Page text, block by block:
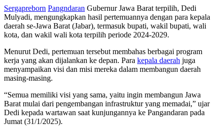
Sergapreborn Pangndaran Gubernur Jawa Barat terpilih, Dedi
Mulyadi, mengungkapkan hasil pertemuannya dengan para kepala
daerah se-Jawa Barat (Jabar), termasuk bupati, wakil bupati, wali
kota, dan wakil wali kota terpilih periode 2024-2029.
Menurut Dedi, pertemuan tersebut membahas berbagai program
kerja yang akan dijalankan ke depan. Para kepala daerah juga
menyampaikan visi dan misi mereka dalam membangun daerah
masing-masing.
“Semua memiliki visi yang sama, yaitu ingin membangun Jawa
Barat mulai dari pengembangan infrastruktur yang memadai,” ujar
Dedi kepada wartawan saat kunjungannya ke Pangandaran pada
Jumat (31/1/2025).